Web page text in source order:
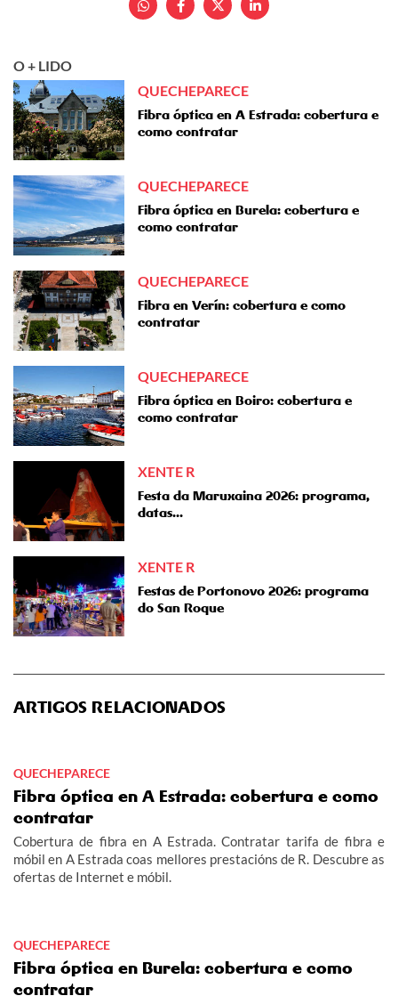
O + LIDO
QUECHEPARECE
Fibra óptica en A Estrada: cobertura e
como contratar
QUECHEPARECE
Fibra óptica en Burela: cobertura e
como contratar
QUECHEPARECE
Fibra en Verín: cobertura e como
contratar
QUECHEPARECE
Fibra óptica en Boiro: cobertura e
como contratar
XENTE R
Festa da Maruxaina 2026: programa,
datas...
XENTE R
Festas de Portonovo 2026: programa
do San Roque
ARTIGOS RELACIONADOS
QUECHEPARECE
Fibra óptica en A Estrada: cobertura e como
contratar
Cobertura de fibra en A Estrada. Contratar tarifa de fibra e
móbil en A Estrada coas mellores prestacións de R. Descubre as
ofertas de Internet e móbil.
QUECHEPARECE
Fibra óptica en Burela: cobertura e como
contratar